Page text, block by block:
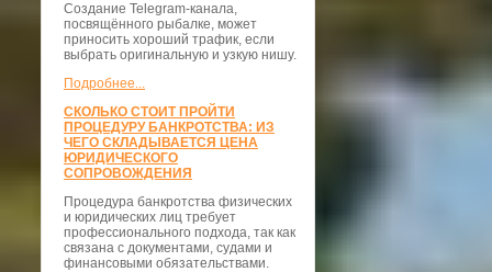
Создание Telegram-канала,
посвящённого рыбалке, может
приносить хороший трафик, если
выбрать оригинальную и узкую нишу.
Подробнее...
СКОЛЬКО СТОИТ ПРОЙТИ
ПРОЦЕДУРУ БАНКРОТСТВА: ИЗ
ЧЕГО СКЛАДЫВАЕТСЯ ЦЕНА
ЮРИДИЧЕСКОГО
СОПРОВОЖДЕНИЯ
Процедура банкротства физических
и юридических лиц требует
профессионального подхода, так как
связана с документами, судами и
финансовыми обязательствами.